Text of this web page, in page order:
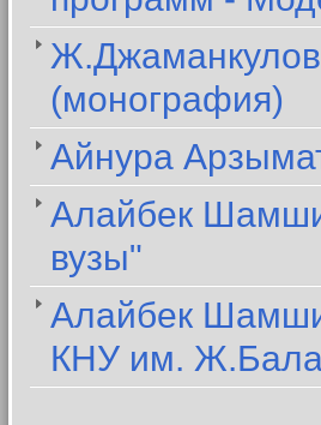
(монография)
Айнура
Алайбек
вузы"
Алайбек
КНУ им.